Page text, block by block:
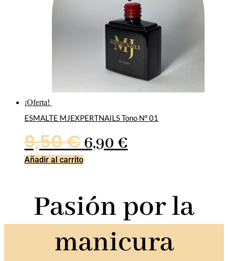
¡Oferta!
ESMALTE MJEXPERTNAILS Tono Nº 01
9,50€El
era:
9,50 €.
6,90€
es:
6,90 €.
Añadir al carrito
Pasión por la
manicura